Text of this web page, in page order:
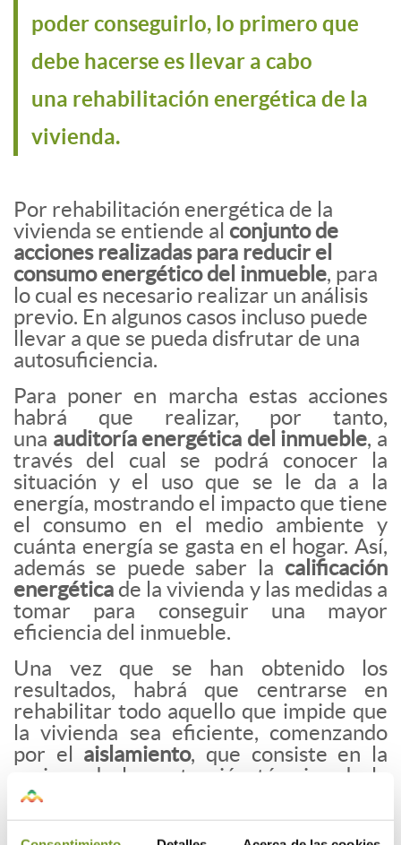
poder conseguirlo, lo primero que
debe hacerse es llevar a cabo
una rehabilitación energética de la
vivienda.
Por rehabilitación energética de la
vivienda se entiende al conjunto de
acciones realizadas para reducir el
consumo energético del inmueble, para
lo cual es necesario realizar un análisis
previo. En algunos casos incluso puede
llevar a que se pueda disfrutar de una
autosuficiencia.
Para poner en marcha estas acciones
habrá que realizar, por tanto,
una auditoría energética del inmueble, a
través del cual se podrá conocer la
situación y el uso que se le da a la
energía, mostrando el impacto que tiene
el consumo en el medio ambiente y
cuánta energía se gasta en el hogar. Así,
además se puede saber la calificación
energética de la vivienda y las medidas a
tomar para conseguir una mayor
eficiencia del inmueble.
Una vez que se han obtenido los
resultados, habrá que centrarse en
rehabilitar todo aquello que impide que
la vivienda sea eficiente, comenzando
por el aislamiento, que consiste en la
mejora de la protección térmica de la
vivienda, principalmente por el tejado y
la fachada, pero teniendo en cuenta